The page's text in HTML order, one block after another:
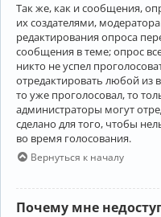
Так же, как и сообщения,
их создателями,
редактирования опроса
сообщения в теме; опрос
никто не успел
отредактировать любой из
то уже проголосовал, то
администраторы могут
сделано для того, чтобы
во время голосования.
Вернуться к началу
Почему мне